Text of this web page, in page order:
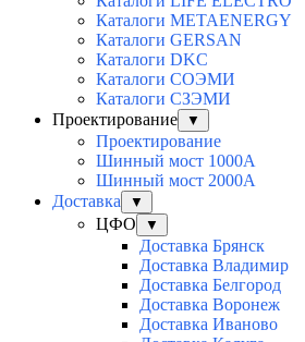
Каталоги METAENERGY
Каталоги GERSAN
Каталоги DKC
Каталоги СОЭМИ
Каталоги СЗЭМИ
Проектирование
▼
Проектирование
Шинный мост 1000А
Шинный мост 2000А
Доставка
▼
ЦФО ▼
Доставка Брянск
Доставка Владимир
Доставка Белгород
Доставка Воронеж
Доставка Иваново